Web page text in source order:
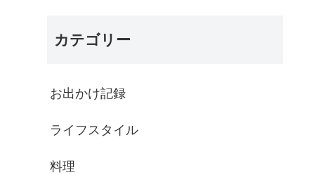
カテゴリー
お出かけ記録
ライフスタイル
料理